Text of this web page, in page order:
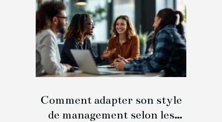
Comment adapter son style
de management selon les